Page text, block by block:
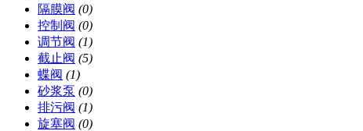
隔膜阀 (0)
控制阀 (0)
调节阀 (1)
截止阀 (5)
蝶阀 (1)
砂浆泵 (0)
排污阀 (1)
旋塞阀 (0)